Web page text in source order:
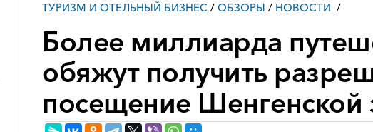
ТУРИЗМ И ОТЕЛЬНЫЙ БИЗНЕС / ОБЗОРЫ / НОВОСТИ
Более миллиарда
обяжут получить
посещение Шенгенской